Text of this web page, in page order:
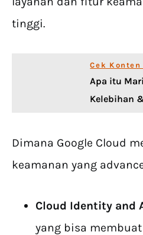
tinggi.
Cek
Apa itu
Kelebihan
Dimana Google Cloud
keamanan yang
Cloud Identity and
yang bisa